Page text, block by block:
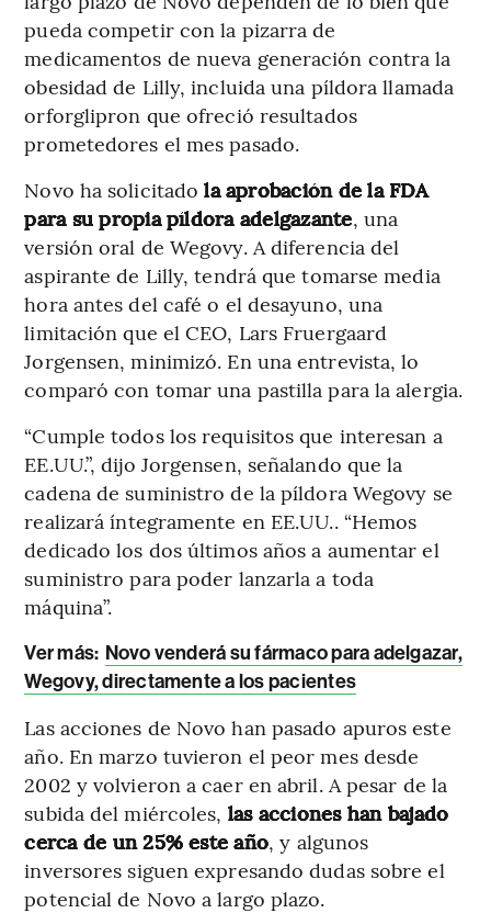
pueda competir con la pizarra de
medicamentos de nueva generación contra la
obesidad de Lilly, incluida una píldora llamada
orforglipron que ofreció resultados
prometedores el mes pasado.
Novo ha solicitadola aprobación de la FDA
para su propia píldora adelgazante, una
versión oral de Wegovy. A diferencia del
aspirante de Lilly, tendrá que tomarse media
hora antes del café o el desayuno, una
limitación que el CEO, Lars Fruergaard
Jorgensen, minimizó. En una entrevista, lo
comparó con tomar una pastilla para la alergia.
“Cumple todos los requisitos que interesan a
EE.UU.”, dijo Jorgensen, señalando que la
cadena de suministro de la píldora Wegovy se
realizará íntegramente en EE.UU.. “Hemos
dedicado los dos últimos años a aumentar el
suministro para poder lanzarla a toda
máquina”.
Ver más: Novo venderá su fármaco para adelgazar,
Wegovy, directamente a los pacientes
Las acciones de Novo han pasado apuros este
año. En marzo tuvieron el peor mes desde
2002 y volvieron a caer en abril. A pesar de la
subida del miércoles, las acciones han bajado
cerca de un 25% este año, y algunos
inversores siguen expresando dudas sobre el
potencial de Novo a largo plazo.